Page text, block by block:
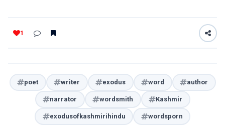
1
poet writer exodus word author
narrator wordsmith Kashmir
exodusofkashmirihindu wordsporn